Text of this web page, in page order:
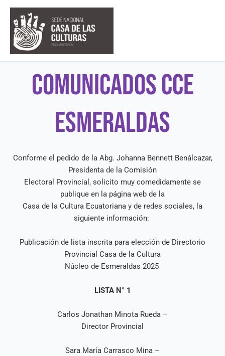
contenido
COMUNICADOS CCE
ESMERALDAS
Conforme el pedido de la Abg. Johanna Bennett Benálcazar,
Presidenta de la Comisión
Electoral Provincial, solicito muy comedidamente se
publique en la página web de la
Casa de la Cultura Ecuatoriana y de redes sociales, la
siguiente información:
Publicación de lista inscrita para elección de Directorio
Provincial Casa de la Cultura
Núcleo de Esmeraldas 2025
LISTA N° 1
Carlos Jonathan Minota Rueda –
Director Provincial
Sara María Carrasco Mina –